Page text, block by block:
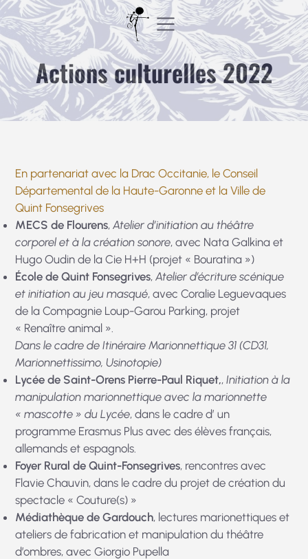
Aller
au
contenu
Actions culturelles 2022
En partenariat avec la Drac Occitanie, le Conseil
Départemental de la Haute-Garonne et la Ville de
Quint Fonsegrives
MECS de Flourens,Atelier d’initiation au théâtre
corporel et à la création sonore, avec Nata Galkina et
Hugo Oudin de la Cie H+H (projet « Bouratina »)
École de Quint Fonsegrives,Atelier d’écriture scénique
et initiation au jeu masqué, avec Coralie Leguevaques
de la Compagnie Loup-Garou Parking, projet
« Renaître animal ».
Dans le cadre de Itinéraire Marionnettique 31 (CD31,
Marionnettissimo, Usinotopie)
Lycée de Saint-Orens Pierre-Paul Riquet,, Initiation à la
manipulation marionnettique avec la marionnette
« mascotte » du Lycée, dans le cadre d’ un
programme Erasmus Plus avec des élèves français,
allemands et espagnols.
Foyer Rural de Quint-Fonsegrives, rencontres avec
Flavie Chauvin, dans le cadre du projet de création du
spectacle « Couture(s) »
Médiathèque de Gardouch, lectures marionettiques et
ateliers de fabrication et manipulation du théâtre
d’ombres, avec Giorgio Pupella